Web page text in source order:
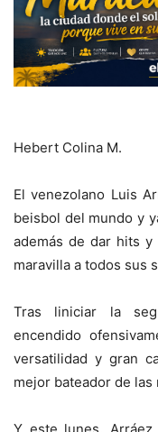
Hebert Colina M.
El venezolano Luis
beisbol del mundo y
además de dar hits
maravilla a todos sus
Tras liniciar la
encendido
versatilidad y gran
mejor bateador de